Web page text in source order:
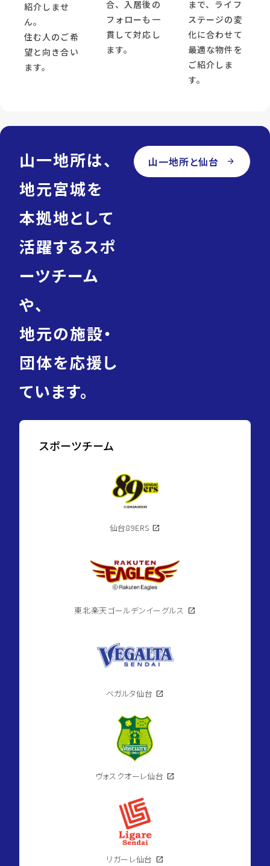
紹介しませ
ん。
住む人のご希
望と向き合い
ます。
合、入居後の
フォローも一
貫して対応し
ます。
まで、ライフ
ステージの変
化に合わせて
最適な物件を
ご紹介しま
す。
山一地所は、
地元宮城を
本拠地として
活躍するスポ
ーツチーム
や、
地元の施設・
団体を応援し
ています。
山一地所と仙台 arrow_forward
スポーツチーム
仙台89ERS open_in_new
東北楽天ゴールデンイーグルス open_in_new
ベガルタ仙台 open_in_new
ヴォスクオーレ仙台 open_in_new
リガーレ仙台 open_in_new